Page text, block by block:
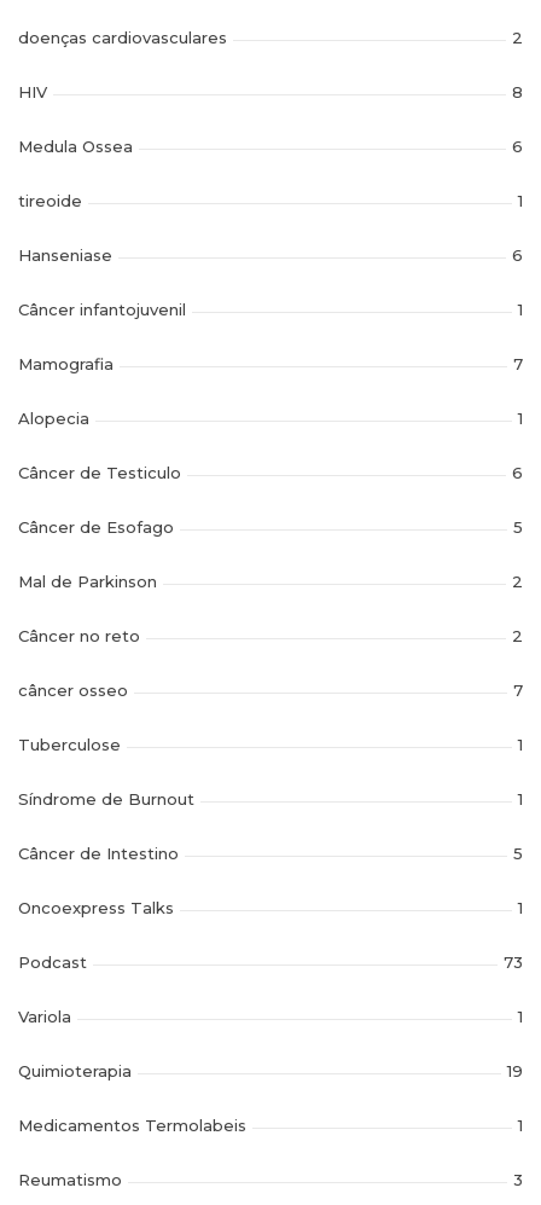
doenças cardiovasculares 2
HIV 8
Medula Ossea 6
tireoide 1
Hanseniase 6
Câncer infantojuvenil 1
Mamografia 7
Alopecia 1
Câncer de Testiculo 6
Câncer de Esofago 5
Mal de Parkinson 2
Câncer no reto 2
câncer osseo 7
Tuberculose 1
Síndrome de Burnout 1
Câncer de Intestino 5
Oncoexpress Talks 1
Podcast 73
Variola 1
Quimioterapia 19
Medicamentos Termolabeis 1
Reumatismo 3